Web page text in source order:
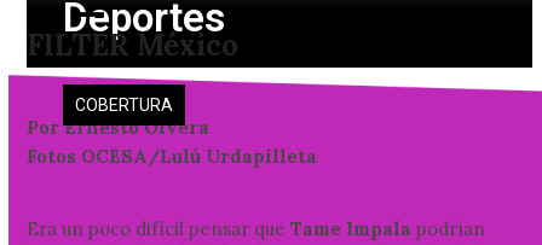
content
FILTER México
Open
mobile
menu
Close
mobile
menu
COBERTURA
Deportes
Por Ernesto Olvera
Fotos OCESA/Lulú Urdapilleta
Era un poco difícil pensar queTame Impala podrían